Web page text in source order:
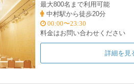
最大800名まで利用可能
中村駅から徒歩20分
00:00〜23:30
料金はお問い合わせください
詳細を見